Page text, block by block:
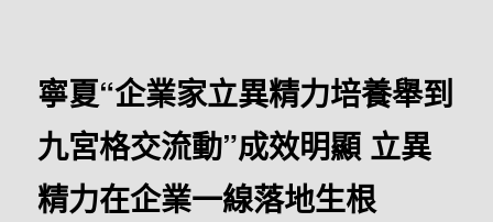
寧夏“企業家立異精力培養舉到
九宮格交流動”成效明顯 立異
精力在企業一線落地生根